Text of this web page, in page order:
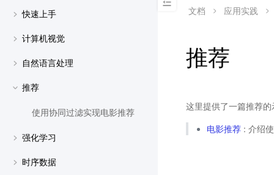
快速上手
计算机视觉
自然语言处理
推荐
使用协同过滤实现电影推荐
强化学习
时序数据
文档 应用实践
推荐
这里提供了一篇推荐的
电影推荐 : 介绍